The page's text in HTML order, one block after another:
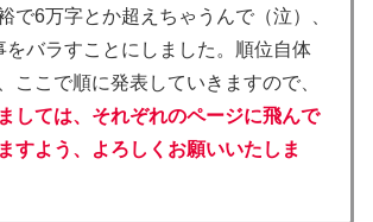
で6万字とか超えちゃうんで（泣）、
バラすことにしました。 順位自体
ここで順に発表していきますので、
しては、それぞれのページに飛んで
すよう、よろしくお願いいたしま